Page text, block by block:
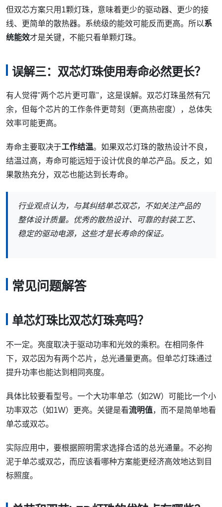
但双芯方案只用1颗灯珠，意味着更少的驱动器、更少的接
线、更简单的散热器。系统级的能效可能反而更高。所以系
统能效才是关键，不能只看单颗灯珠。
误解三：双芯灯珠使用寿命必然更长？
有人觉得"两个芯片更可靠"，这是误解。双芯灯珠虽然有冗
余，但每个芯片的工作条件更苛刻（更高热密度），总体失
效率可能更高。
寿命主要取决于工作结温。如果双芯灯珠的散热设计不良，
结温过高，寿命可能远短于设计优良的单芯产品。反之，如
果散热充分，双芯也能达到长寿命。
行业观点认为，与其纠结单芯双芯，不如关注产品的
整体设计质量。优秀的散热设计、可靠的封装工艺、
稳定的驱动电源，这些才是长寿命的保证。
常见问题解答
单芯灯珠比双芯灯珠亮吗？
不一定。亮度取决于驱动功率和光效的乘积。在相同条件
下，双芯因为有两个芯片，总光通量更高。但单芯灯珠通过
提升功率也能达到相同亮度。
具体比较要看型号。一个大功率单芯（如2W）可能比一个小
功率双芯（如1W）更亮。关键是看流明值，而不是简单地看
单芯或双芯。
实际应用中，要根据照明需求选择合适的总光通量。不必拘
泥于单芯或双芯，而应该看哪种方案能更经济高效地达到目
标照度。